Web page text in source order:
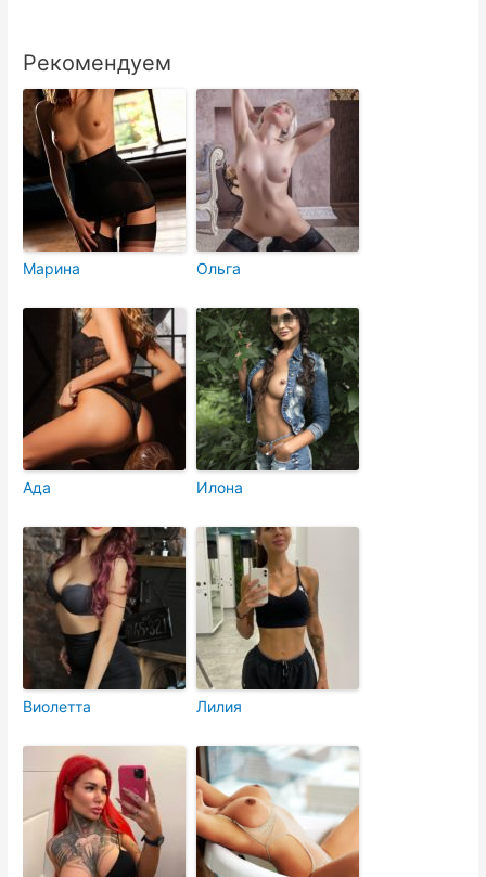
Рекомендуем
Марина Ольга
Ада Илона
Виолетта Лилия